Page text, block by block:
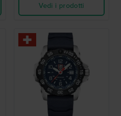
Vedi i prodotti